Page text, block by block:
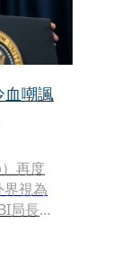
嘲諷
再度
視為
局長穆